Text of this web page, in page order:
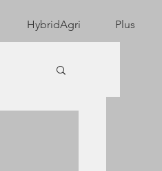
HybridAgri Plus